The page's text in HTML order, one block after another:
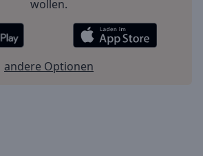
wollen.
andere Optionen